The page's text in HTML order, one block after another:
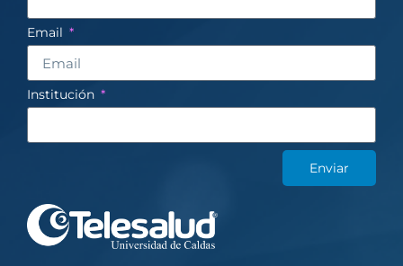
Email
Institución
Enviar